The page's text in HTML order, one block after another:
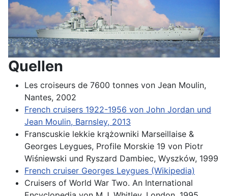
Quellen
Les croiseurs de 7600 tonnes von Jean Moulin,
Nantes, 2002
French cruisers 1922-1956 von John Jordan und
Jean Moulin, Barnsley, 2013
Franscuskie lekkie krążowniki Marseillaise &
Georges Leygues, Profile Morskie 19 von Piotr
Wiśniewski und Ryszard Dambiec, Wyszków, 1999
French cruiser Georges Leygues (Wikipedia)
Cruisers of World War Two. An International